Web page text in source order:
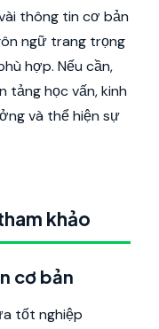
thông tin cơ bản
ngữ trang trọng
hợp. Nếu cần,
tảng học vấn, kinh
và thể hiện sự
khảo
cơ bản
tốt nghiệp